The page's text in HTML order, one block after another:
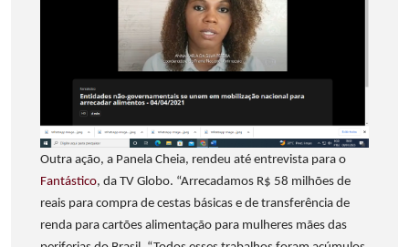
Outra ação, a Panela Cheia, rendeu até entrevista para o
Fantástico, da TV Globo. “Arrecadamos R$ 58 milhões de
reais para compra de cestas básicas e de transferência de
renda para cartões alimentação para mulheres mães das